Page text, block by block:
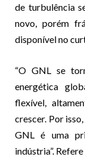
de turbulência
novo, porém
disponível no
“O GNL se
energética
flexível,
crescer. Por
GNL é uma
indústria”.